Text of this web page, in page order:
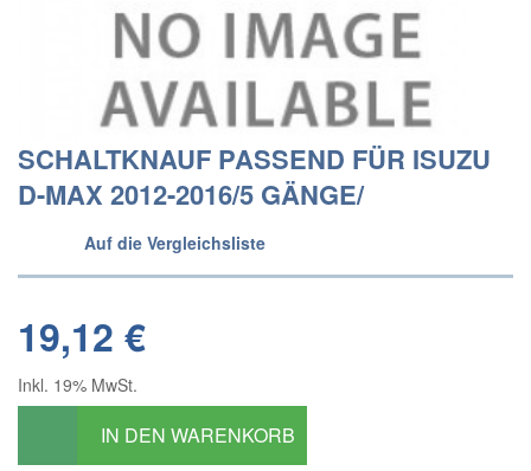
SCHALTKNAUF PASSEND FÜR ISUZU
D-MAX 2012-2016/5 GÄNGE/
Auf die Vergleichsliste
19,12 €
Inkl. 19% MwSt.
IN DEN WARENKORB